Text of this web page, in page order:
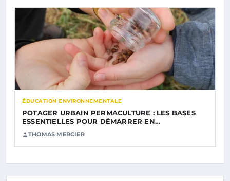
ÉDUCATION ENVIRONNEMENTALE
POTAGER URBAIN PERMACULTURE : LES BASES
ESSENTIELLES POUR DÉMARRER EN…
THOMAS MERCIER